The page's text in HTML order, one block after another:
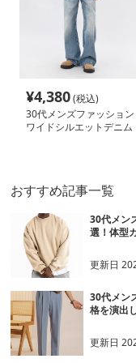
¥4,380(税込)
30代メンズファッション
ワイドシルエットデニム
おすすめ記事一覧
30代メン
選！体型
更新日
30代メン
格を演出
更新日